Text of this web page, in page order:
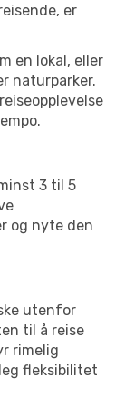
er
en lokal, eller
naturparker.
3 til 5
og nyte den
utenfor
til å reise
rimelig
fleksibilitet